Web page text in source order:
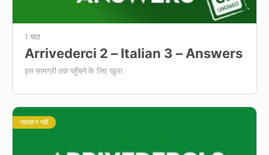
1 पाठ
Arrivederci 2 – Italian 3 – Answers
इस सामग्री तक पहुँचने के लिए खुला
नामांकन नहीं